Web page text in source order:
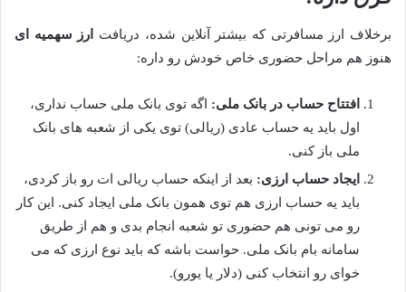
برخلاف ارز مسافرتی که بیشتر آنلاین شده، دریافت
ارز سهمیه ای
هنوز هم مراحل حضوری خاص خودش رو داره:
افتتاح حساب در بانک ملی: اگه توی بانک ملی حساب نداری،
اول باید یه حساب عادی (ریالی) توی یکی از شعبه های بانک
ملی باز کنی.
ایجاد حساب ارزی: بعد از اینکه حساب ریالی ات رو باز کردی،
باید یه حساب ارزی هم توی همون بانک ملی ایجاد کنی. این کار
رو می تونی هم حضوری تو شعبه انجام بدی و هم از طریق
سامانه بام بانک ملی. حواست باشه که باید نوع ارزی که می
خوای رو انتخاب کنی (دلار یا یورو).